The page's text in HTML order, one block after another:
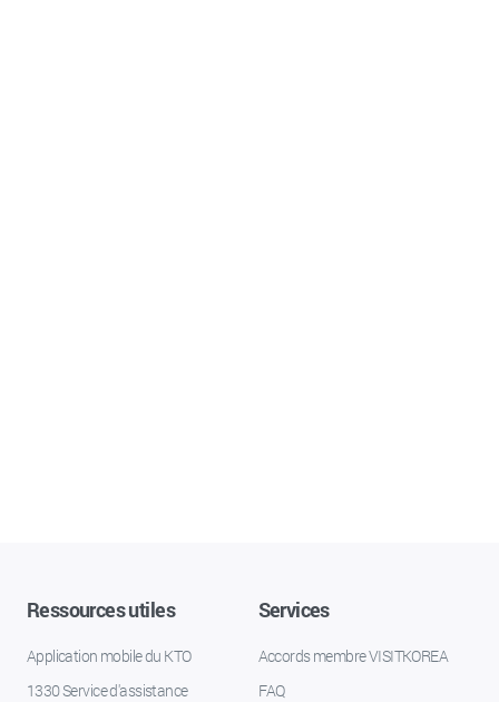
Ressources utiles
Application mobile du KTO
1330 Service d'assistance
Services
Accords membre VISITKOREA
FAQ